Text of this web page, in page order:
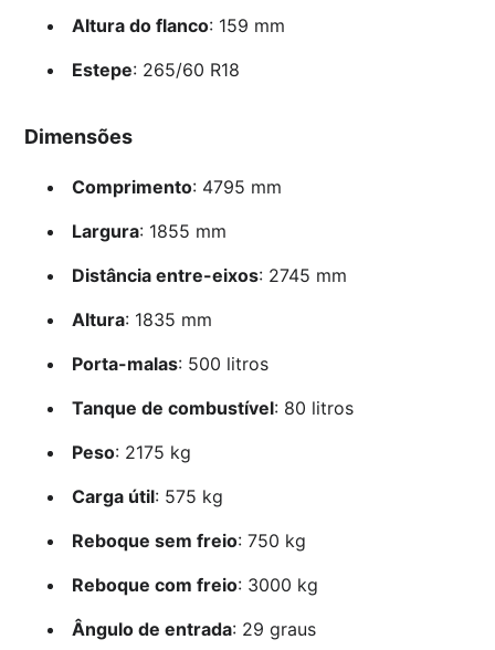
Altura do flanco: 159 mm
Estepe: 265/60 R18
Dimensões
Comprimento: 4795 mm
Largura: 1855 mm
Distância entre-eixos: 2745 mm
Altura: 1835 mm
Porta-malas: 500 litros
Tanque de combustível: 80 litros
Peso: 2175 kg
Carga útil: 575 kg
Reboque sem freio: 750 kg
Reboque com freio: 3000 kg
Ângulo de entrada: 29 graus